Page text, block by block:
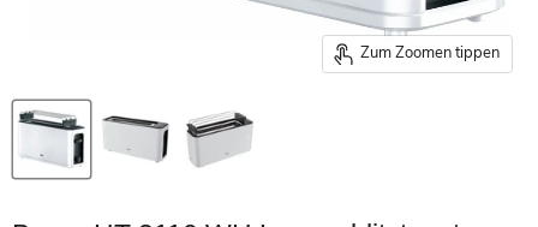
Zum Zoomen tippen